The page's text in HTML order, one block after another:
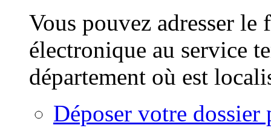
Vous pouvez adresser
électronique au service
département où est
Déposer votre